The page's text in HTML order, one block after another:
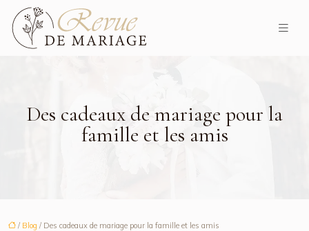
Des cadeaux de mariage pour la
famille et les amis
/ Blog / Des cadeaux de mariage pour la famille et les amis